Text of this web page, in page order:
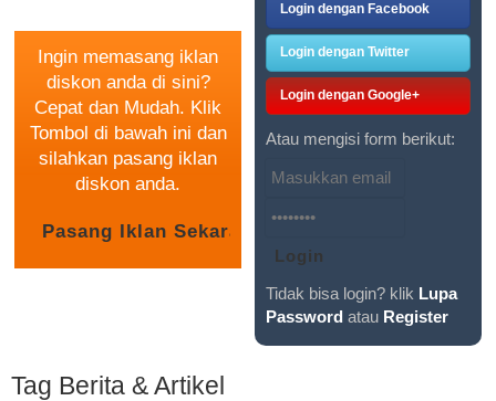
Ingin memasang iklan
diskon anda di sini?
Cepat dan Mudah. Klik
Tombol di bawah ini dan
silahkan pasang iklan
diskon anda.
Login dengan Facebook
Login dengan Twitter
Login dengan Google+
Atau mengisi form berikut:
Tidak bisa login? klik Lupa
Password atau Register
Tag Berita & Artikel